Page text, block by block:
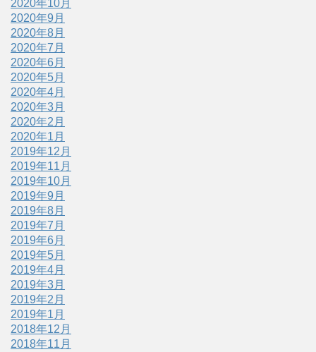
2020年10月
2020年9月
2020年8月
2020年7月
2020年6月
2020年5月
2020年4月
2020年3月
2020年2月
2020年1月
2019年12月
2019年11月
2019年10月
2019年9月
2019年8月
2019年7月
2019年6月
2019年5月
2019年4月
2019年3月
2019年2月
2019年1月
2018年12月
2018年11月